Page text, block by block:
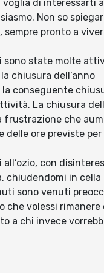
di interessarti
Non so
pronto a
sono state molte
chiusura dell’anno
la conseguente
La chiusura
frustrazione che
delle ore previste per
con
chiudendomi in cella
sono venuti
che volessi rimanere
a chi invece